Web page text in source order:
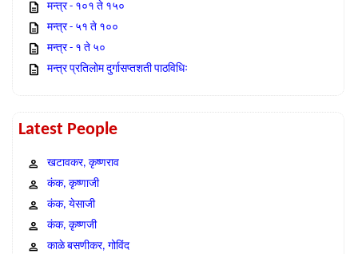
मन्त्र - १०१ ते १५०
मन्त्र - ५१ ते १००
मन्त्र - १ ते ५०
मन्त्र प्रतिलोम दुर्गासप्तशती पाठविधिः
Latest People
खटावकर, कृष्णराव
कंक, कृष्णाजी
कंक, येसाजी
कंक, कृष्णजी
काळे बसणीकर, गोविंद